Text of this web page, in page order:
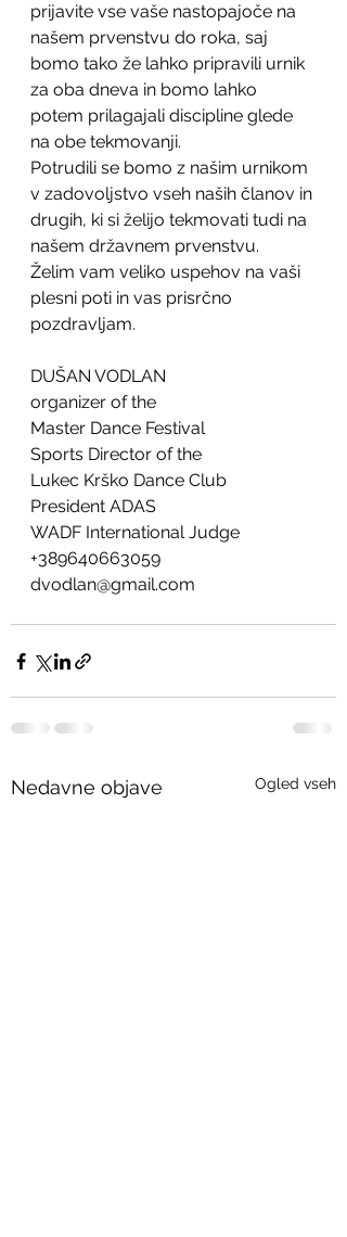
prijavite vse vaše nastopajoče na
našem prvenstvu do roka, saj
bomo tako že lahko pripravili urnik
za oba dneva in bomo lahko
potem prilagajali discipline glede
na obe tekmovanji.
Potrudili se bomo z našim urnikom
v zadovoljstvo vseh naših članov in
drugih, ki si želijo tekmovati tudi na
našem državnem prvenstvu.
Želim vam veliko uspehov na vaši
plesni poti in vas prisrčno
pozdravljam.
DUŠAN VODLAN
organizer of the
Master Dance Festival
Sports Director of the
Lukec Krško Dance Club
President ADAS
WADF International Judge
+389640663059
dvodlan@gmail.com
Nedavne objave Ogled vseh